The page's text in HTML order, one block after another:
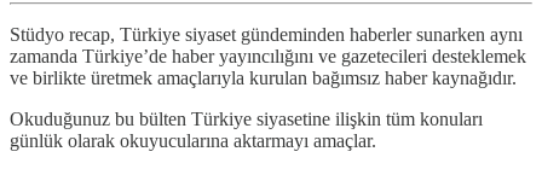
Stüdyo recap, Türkiye siyaset gündeminden haberler sunarken aynı
zamanda Türkiye’de haber yayıncılığını ve gazetecileri desteklemek
ve birlikte üretmek amaçlarıyla kurulan bağımsız haber kaynağıdır.
Okuduğunuz bu bülten Türkiye siyasetine ilişkin tüm konuları
günlük olarak okuyucularına aktarmayı amaçlar.